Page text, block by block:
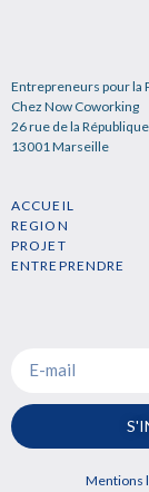
Entrepreneurs pour la
Chez Now Coworking
26 rue de la République
13001 Marseille
ACCUEIL
REGION
PROJET
ENTREPRENDRE
Mentions